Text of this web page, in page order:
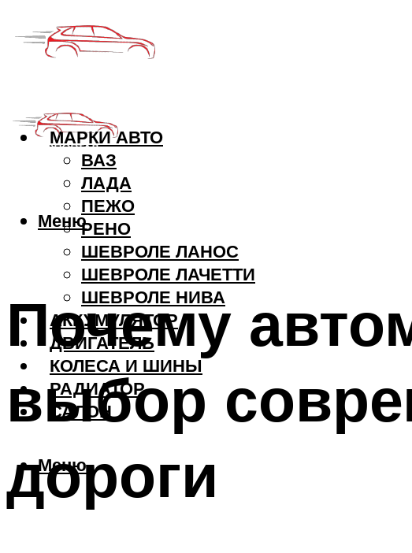
МАРКИ АВТО
ВАЗ
ЛАДА
ПЕЖО
РЕНО
ШЕВРОЛЕ ЛАНОС
ШЕВРОЛЕ ЛАЧЕТТИ
ШЕВРОЛЕ НИВА
АККУМУЛЯТОР
ДВИГАТЕЛЬ
КОЛЕСА И ШИНЫ
РАДИАТОР
САЛОН
Меню
Меню
Почему
выбор
дороги